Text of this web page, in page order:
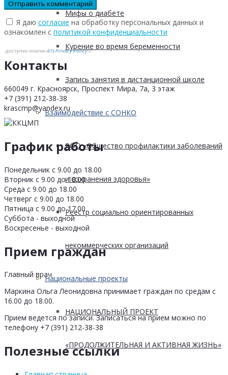
Мифы о диабете
Курение во время беременности
Запись занятия в дистанционной школе
Взаимодействие с СОНКО
РОО «Общество профилактики заболеваний
и сохранения здоровья»
Реестр социально ориентированных
некоммерческих организаций
Национальные проекты
НАЦИОНАЛЬНЫЙ ПРОЕКТ
«ПРОДОЛЖИТЕЛЬНАЯ И АКТИВНАЯ ЖИЗНЬ»
Я даю согласие на обработку персональных данных и
ознакомлен с политикой конфиденциальности
доступен плагинATs Privacy Policy©
Контакты
660049 г. Красноярск, Проспект Мира, 7а, 3 этаж
+7 (391) 212-38-38
krascmp@yandex.ru
График работы
Понедельник с 9.00 до 18.00
Вторник с 9.00 до 18.00
Среда с 9.00 до 18.00
Четверг с 9.00 до 18.00
Пятница с 9.00 до 17.00
Суббота - выходной
Воскресенье - выходной
Прием граждан
Главный врач
Маркина Ольга Леонидовна принимает граждан по средам с
16.00 до 18.00.
Прием ведется по записи. Записаться на прием можно по
телефону +7 (391) 212-38-38
Полезные ссылки